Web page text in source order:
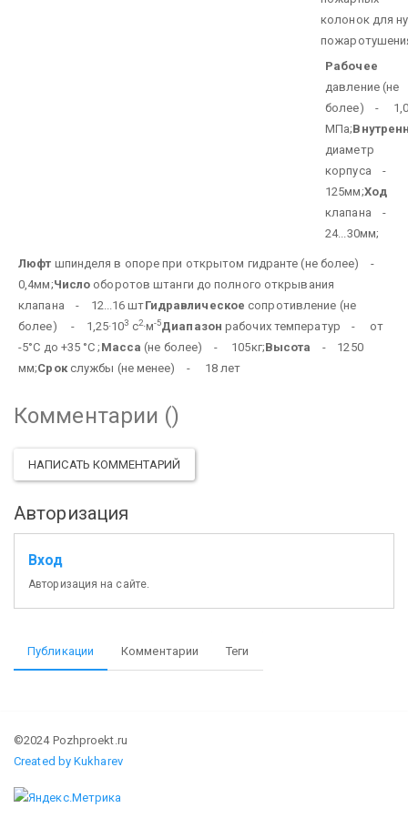
колонок для
Рабочее
давление (не
более) - 1,0
МПа;
диаметр
корпуса -
125мм;Ход
клапана -
24...30мм;
Люфт шпинделя в опоре при открытом гидранте (не более) -
0,4мм;Число оборотов штанги до полного открывания
клапана - 12...16 штГидравлическое сопротивление (не
более) - 1,25·103 с2·м-5Диапазон рабочих температур - от
-5°С до +35 °С ; Масса (не более) - 105кг;Высота - 1250
мм;Срокслужбы (не менее) - 18 лет
Комментарии ()
НАПИСАТЬ КОММЕНТАРИЙ
Авторизация
Вход
Авторизация на сайте.
Публикации Комментарии Теги
©2024 Pozhproekt.ru
Created by Kukharev